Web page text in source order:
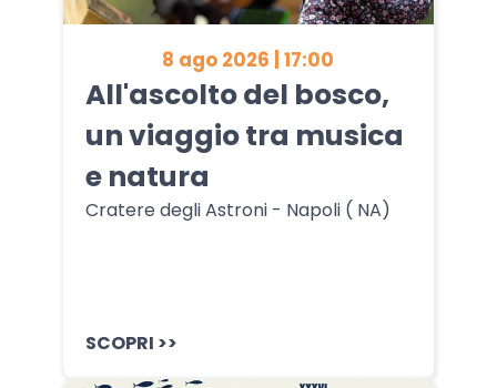
8 ago 2026 | 17:00
All'ascolto del bosco,
un viaggio tra musica
e natura
Cratere degli Astroni - Napoli ( NA)
SCOPRI >>